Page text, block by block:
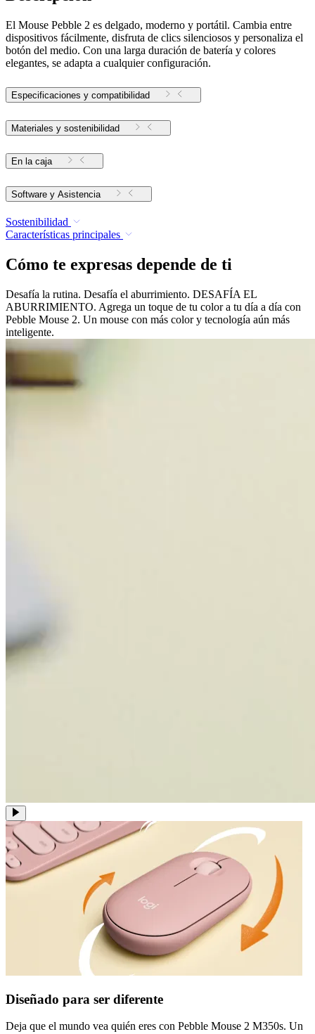
El Mouse Pebble 2 es delgado, moderno y portátil. Cambia entre
dispositivos fácilmente, disfruta de clics silenciosos y personaliza el
botón del medio. Con una larga duración de batería y colores
elegantes, se adapta a cualquier configuración.
Especificaciones y compatibilidad
Materiales y sostenibilidad
En la caja
Software y Asistencia
Sostenibilidad
Características principales
Cómo te expresas depende de ti
Desafía la rutina. Desafía el aburrimiento. DESAFÍA EL
ABURRIMIENTO. Agrega un toque de tu color a tu día a día con
Pebble Mouse 2. Un mouse con más color y tecnología aún más
inteligente.
Diseñado para ser diferente
Deja que el mundo vea quién eres con Pebble Mouse 2 M350s. Un